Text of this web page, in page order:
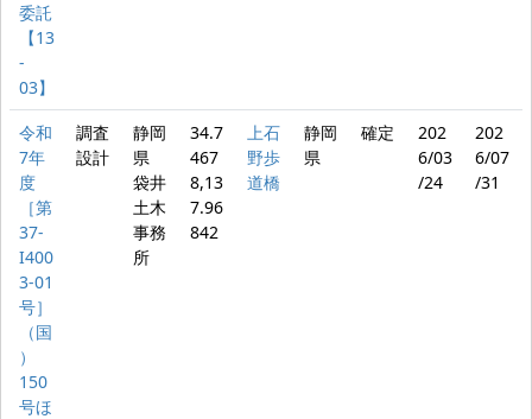
委託
【13
-
03】
令和
7年
度
［第
37-
I400
3-01
号］
（国
）
150
号ほ
調査
設計
静岡
県
袋井
土木
事務
所
34.7
467
8,13
7.96
842
上石
野歩
道橋
静岡
県
確定
202
6/03
/24
202
6/07
/31